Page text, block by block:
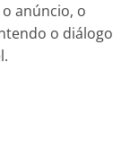
anúncio, o
o diálogo